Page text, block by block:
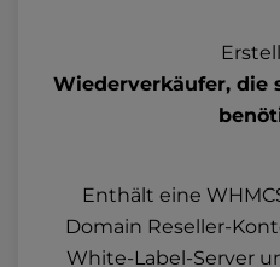
Wiederverkäufer, die
Enthält eine
Domain Reseller-
White-Label-Server